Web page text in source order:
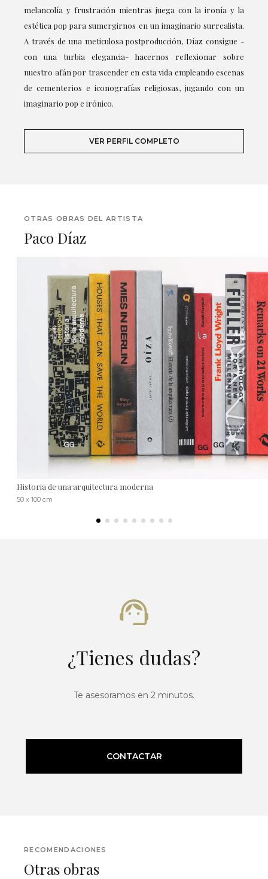
melancolía y frustración mientras juega con la ironía y la
estética pop para sumergirnos en un imaginario surrealista.
A través de una meticulosa postproducción, Díaz consigue -
con una turbia elegancia- hacernos reflexionar sobre
nuestro afán por trascender en esta vida empleando escenas
de cementerios e iconografías religiosas, jugando con un
imaginario pop e irónico.
VER PERFIL COMPLETO
OTRAS OBRAS DEL ARTISTA
Paco Díaz
Historia de una arquitectura moderna
50 x 100 cm
¿Tienes dudas?
Te asesoramos en 2 minutos.
CONTACTAR
RECOMENDACIONES
Otras obras